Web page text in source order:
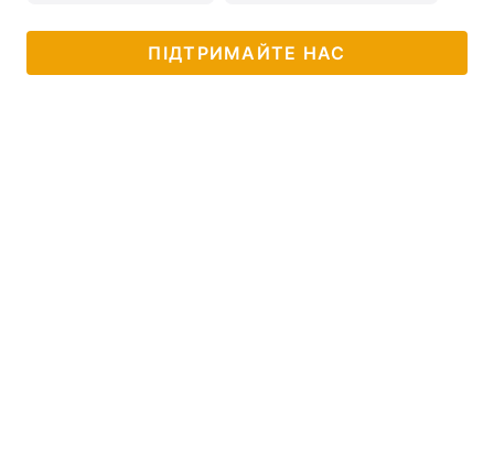
ПІДТРИМАЙТЕ НАС